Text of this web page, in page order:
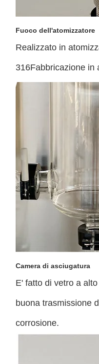
Fuoco dell'atomizzatore
Realizzato in
316Fabbricazione in
Camera di asciugatura
E' fatto di vetro a
buona trasmissione
corrosione.